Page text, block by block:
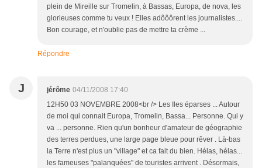
plein de Mireille sur Tromelin, à Bassas, Europa, de nova, les
glorieuses comme tu veux ! Elles adôôôrent les journalistes....
Bon courage, et n'oublie pas de mettre ta crème ...
Répondre
J jérôme 04/11/2008 17:40
12H50 03 NOVEMBRE 2008<br /> Les Iles éparses ... Autour
de moi qui connait Europa, Tromelin, Bassa... Personne. Qui y
va ... personne. Rien qu'un bonheur d'amateur de géographie
des terres perdues, une large page bleue pour rêver . Là-bas
la Terre n'est plus un "village" et ca fait du bien. Hélas, hélas...
les fameuses "palanquées" de touristes arrivent . Désormais,